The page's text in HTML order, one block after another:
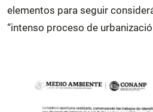
elementos para seguir
“intenso proceso de